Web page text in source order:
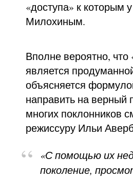
«доступа» к которым
Милохиным.
Вполне вероятно,
является
объясняется
направить на верный
многих поклонников
режиссуру Ильи
«С помощью их
поколение,